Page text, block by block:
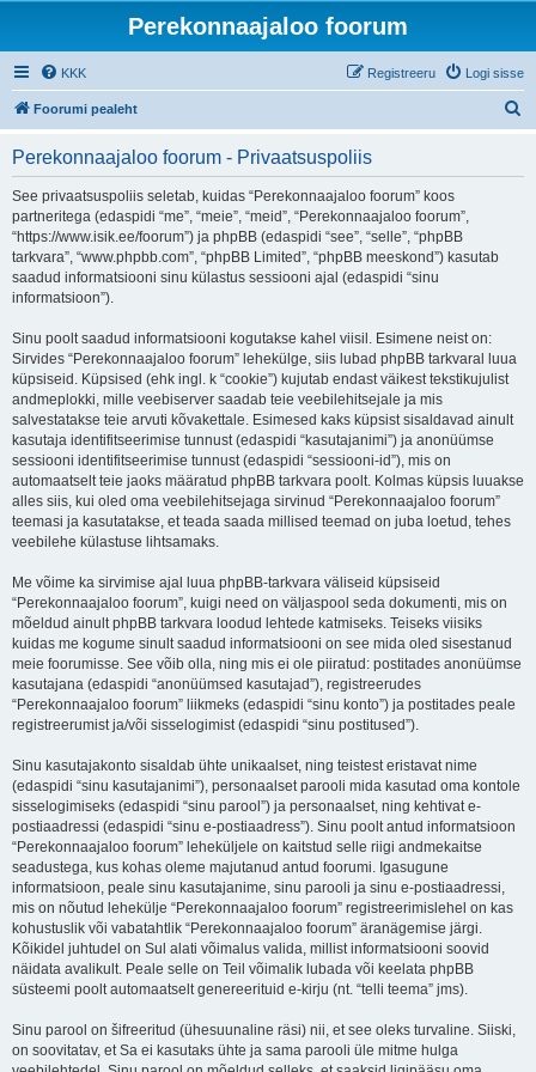
Perekonnaajaloo foorum
KKK Logi sisse
Registreeru
Foorumi pealeht
Perekonnaajaloo foorum - Privaatsuspoliis
See privaatsuspoliis seletab, kuidas “Perekonnaajaloo foorum” koos
partneritega (edaspidi “me”, “meie”, “meid”, “Perekonnaajaloo foorum”,
“https://www.isik.ee/foorum”) ja phpBB (edaspidi “see”, “selle”, “phpBB
tarkvara”, “www.phpbb.com”, “phpBB Limited”, “phpBB meeskond”) kasutab
saadud informatsiooni sinu külastus sessiooni ajal (edaspidi “sinu
informatsioon”).
Sinu poolt saadud informatsiooni kogutakse kahel viisil. Esimene neist on:
Sirvides “Perekonnaajaloo foorum” lehekülge, siis lubad phpBB tarkvaral luua
küpsiseid. Küpsised (ehk ingl. k “cookie”) kujutab endast väikest tekstikujulist
andmeplokki, mille veebiserver saadab teie veebilehitsejale ja mis
salvestatakse teie arvuti kõvakettale. Esimesed kaks küpsist sisaldavad ainult
kasutaja identifitseerimise tunnust (edaspidi “kasutajanimi”) ja anonüümse
sessiooni identifitseerimise tunnust (edaspidi “sessiooni-id”), mis on
automaatselt teie jaoks määratud phpBB tarkvara poolt. Kolmas küpsis luuakse
alles siis, kui oled oma veebilehitsejaga sirvinud “Perekonnaajaloo foorum”
teemasi ja kasutatakse, et teada saada millised teemad on juba loetud, tehes
veebilehe külastuse lihtsamaks.
Me võime ka sirvimise ajal luua phpBB-tarkvara väliseid küpsiseid
“Perekonnaajaloo foorum”, kuigi need on väljaspool seda dokumenti, mis on
mõeldud ainult phpBB tarkvara loodud lehtede katmiseks. Teiseks viisiks
kuidas me kogume sinult saadud informatsiooni on see mida oled sisestanud
meie foorumisse. See võib olla, ning mis ei ole piiratud: postitades anonüümse
kasutajana (edaspidi “anonüümsed kasutajad”), registreerudes
“Perekonnaajaloo foorum” liikmeks (edaspidi “sinu konto”) ja postitades peale
registreerumist ja/või sisselogimist (edaspidi “sinu postitused”).
Sinu kasutajakonto sisaldab ühte unikaalset, ning teistest eristavat nime
(edaspidi “sinu kasutajanimi”), personaalset parooli mida kasutad oma kontole
sisselogimiseks (edaspidi “sinu parool”) ja personaalset, ning kehtivat e-
postiaadressi (edaspidi “sinu e-postiaadress”). Sinu poolt antud informatsioon
“Perekonnaajaloo foorum” leheküljele on kaitstud selle riigi andmekaitse
seadustega, kus kohas oleme majutanud antud foorumi. Igasugune
informatsioon, peale sinu kasutajanime, sinu parooli ja sinu e-postiaadressi,
mis on nõutud lehekülje “Perekonnaajaloo foorum” registreerimislehel on kas
kohustuslik või vabatahtlik “Perekonnaajaloo foorum” äranägemise järgi.
Kõikidel juhtudel on Sul alati võimalus valida, millist informatsiooni soovid
näidata avalikult. Peale selle on Teil võimalik lubada või keelata phpBB
süsteemi poolt automaatselt genereerituid e-kirju (nt. “telli teema” jms).
Sinu parool on šifreeritud (ühesuunaline räsi) nii, et see oleks turvaline. Siiski,
on soovitatav, et Sa ei kasutaks ühte ja sama parooli üle mitme hulga